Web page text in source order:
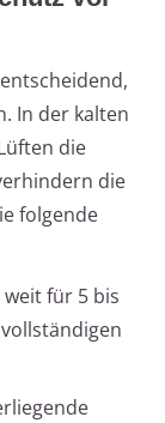
In der kalten
die
die
folgende
weit für 5 bis